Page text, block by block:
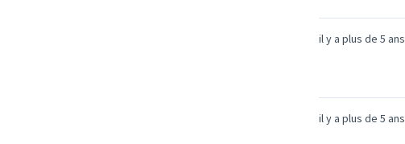
il y a plus de 5 ans
il y a plus de 5 ans